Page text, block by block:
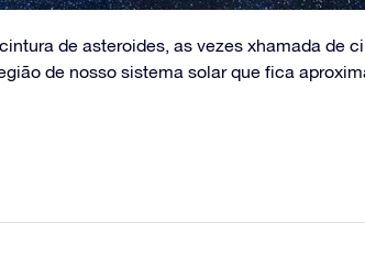
de asteroides, as vezes xhamada de
de nosso sistema solar que fica